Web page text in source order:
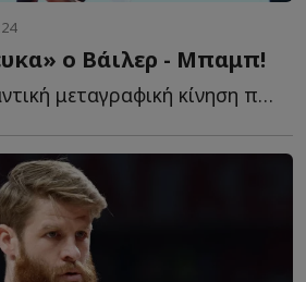
ο Βάιλερ - Μπαμπ!
Σε μία πολύ σημαντική μεταγραφική κίνηση προχώρησε ο...